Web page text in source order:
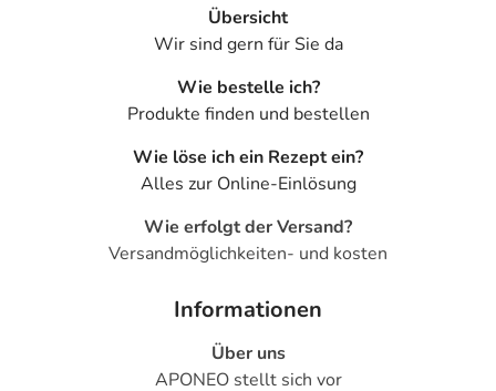
Übersicht
Wir sind gern für Sie da
Wie bestelle ich?
Produkte finden und bestellen
Wie löse ich ein Rezept ein?
Alles zur Online-Einlösung
Wie erfolgt der Versand?
Versandmöglichkeiten- und kosten
Informationen
Über uns
APONEO stellt sich vor